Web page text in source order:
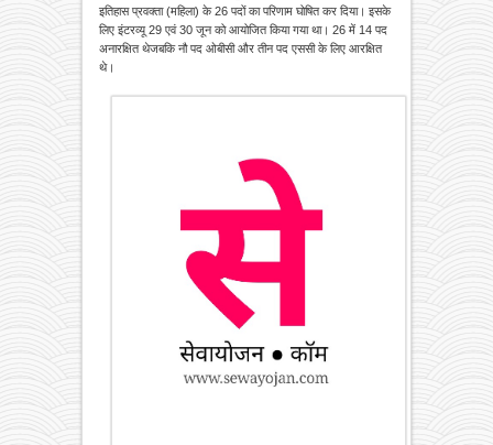
इतिहास प्रवक्ता (महिला) के 26 पदों का परिणाम घोषित कर दिया। इसके
लिए इंटरव्यू 29 एवं 30 जून को आयोजित किया गया था। 26 में 14 पद
अनारक्षित थेजबकि नौ पद ओबीसी और तीन पद एससी के लिए आरक्षित
थे।